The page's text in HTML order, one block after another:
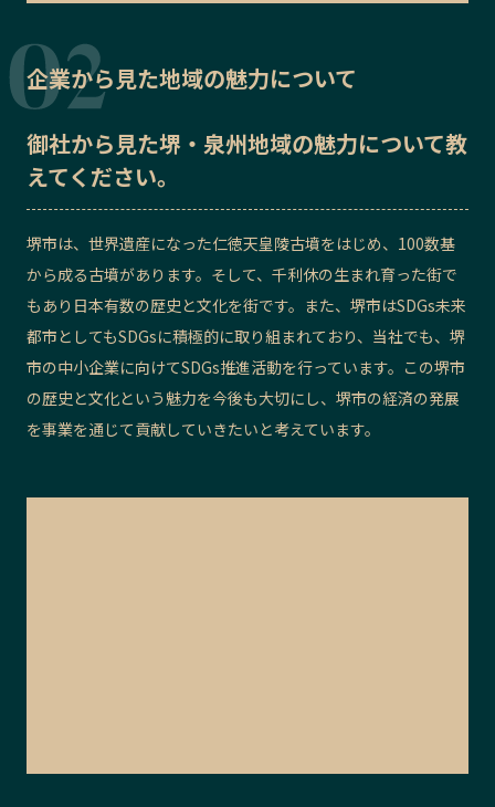
企業から見た地域の魅力について
御社から見た堺・泉州地域の魅力について教
えてください。
堺市は、世界遺産になった仁徳天皇陵古墳をはじめ、100数基
から成る古墳があります。そして、千利休の生まれ育った街で
もあり日本有数の歴史と文化を街です。また、堺市はSDGs未来
都市としてもSDGsに積極的に取り組まれており、当社でも、堺
市の中小企業に向けてSDGs推進活動を行っています。この堺市
の歴史と文化という魅力を今後も大切にし、堺市の経済の発展
を事業を通じて貢献していきたいと考えています。